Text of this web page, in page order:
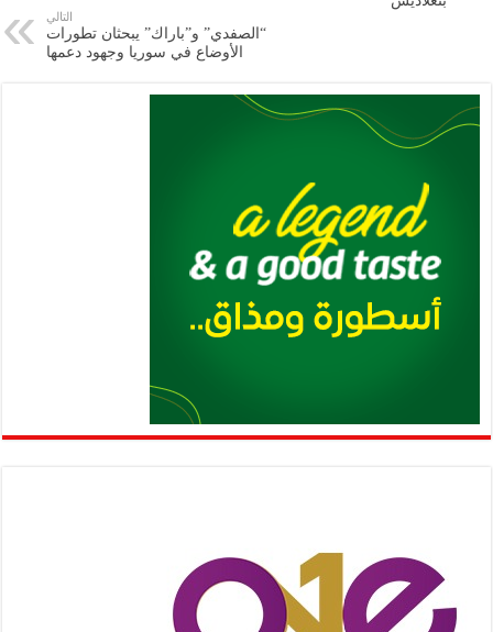
p
p
التالي
“الصفدي” و”باراك” يبحثان تطورات
الأوضاع في سوريا وجهود دعمها